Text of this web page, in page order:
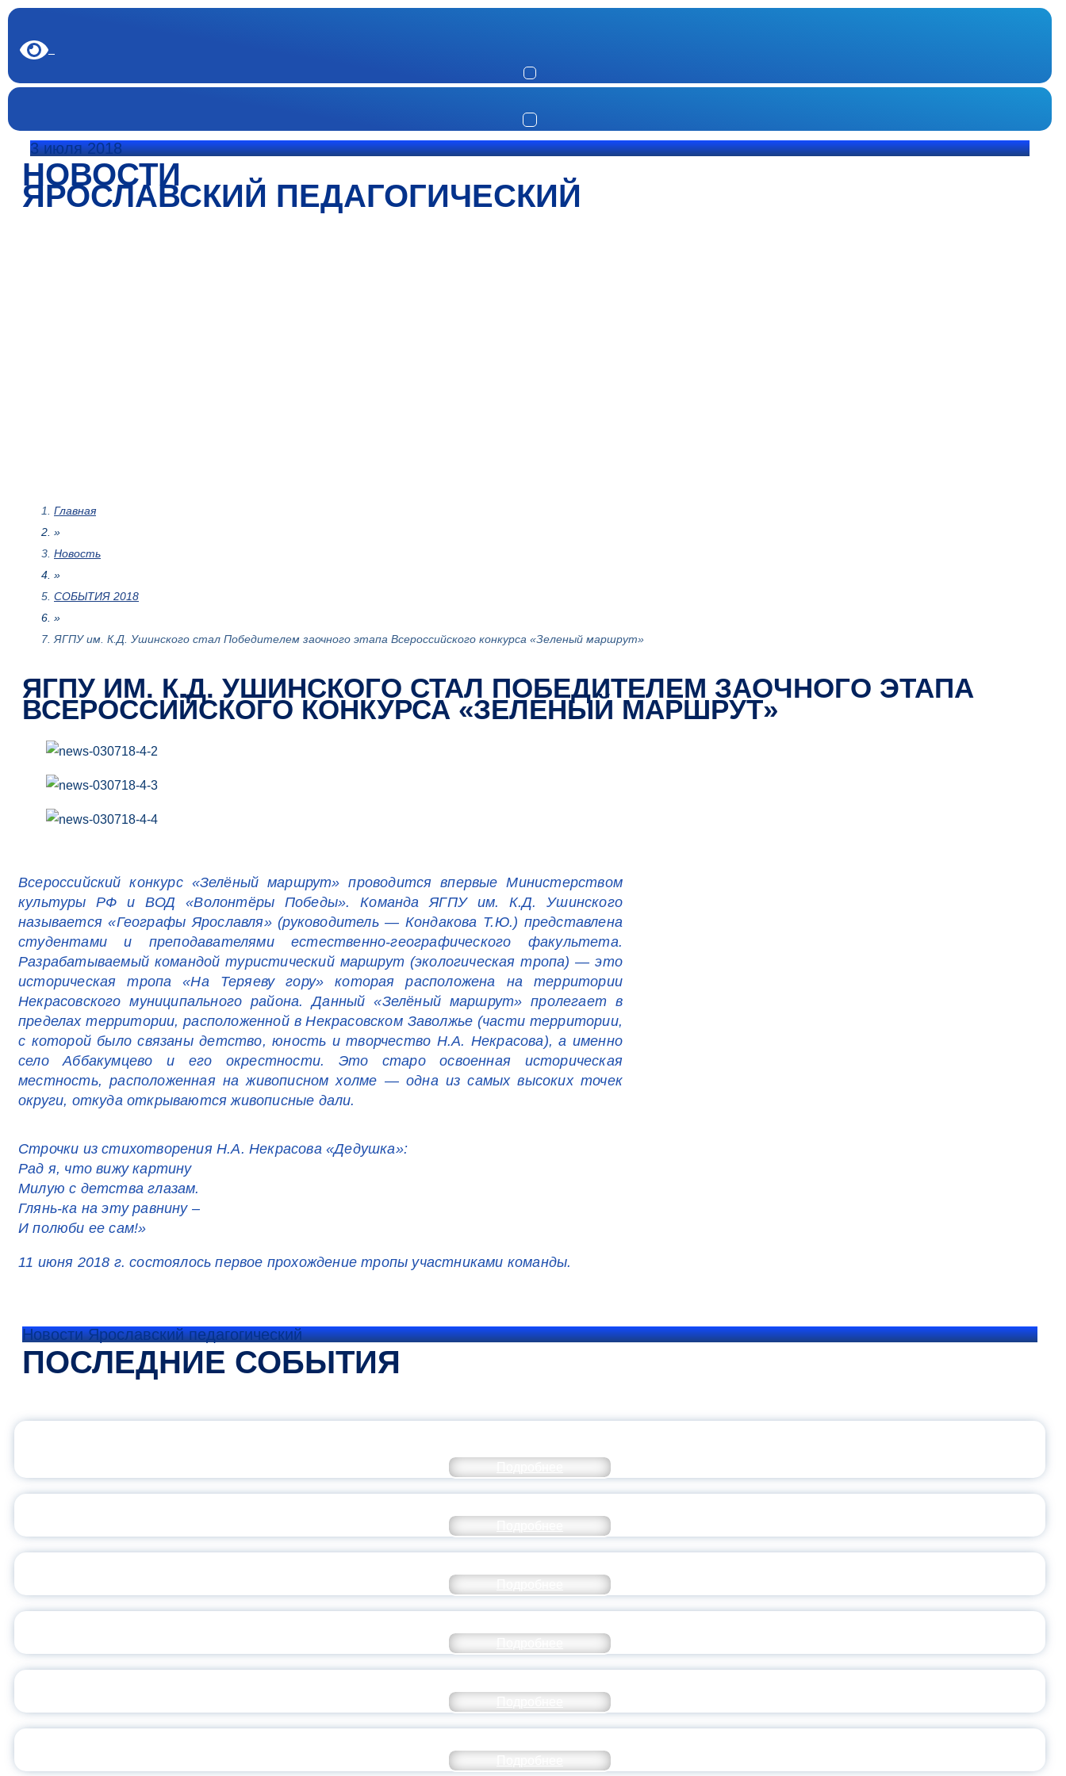
3 июля 2018
НОВОСТИ
ЯРОСЛАВСКИЙ ПЕДАГОГИЧЕСКИЙ
Главная
»
Новость
»
СОБЫТИЯ 2018
»
ЯГПУ им. К.Д. Ушинского стал Победителем заочного этапа Всероссийского конкурса «Зеленый маршрут»
ЯГПУ ИМ. К.Д. УШИНСКОГО СТАЛ ПОБЕДИТЕЛЕМ ЗАОЧНОГО ЭТАПА
ВСЕРОССИЙСКОГО КОНКУРСА «ЗЕЛЕНЫЙ МАРШРУТ»
Всероссийский конкурс «Зелёный маршрут» проводится впервые Министерством
культуры РФ и ВОД «Волонтёры Победы». Команда ЯГПУ им. К.Д. Ушинского
называется «Географы Ярославля» (руководитель — Кондакова Т.Ю.) представлена
студентами и преподавателями естественно-географического факультета.
Разрабатываемый командой туристический маршрут (экологическая тропа) — это
историческая тропа «На Теряеву гору» которая расположена на территории
Некрасовского муниципального района. Данный «Зелёный маршрут» пролегает в
пределах территории, расположенной в Некрасовском Заволжье (части территории,
с которой было связаны детство, юность и творчество Н.А. Некрасова), а именно
село Аббакумцево и его окрестности. Это старо освоенная историческая
местность, расположенная на живописном холме — одна из самых высоких точек
округи, откуда открываются живописные дали.
Строчки из стихотворения Н.А. Некрасова «Дедушка»:
Рад я, что вижу картину
Милую с детства глазам.
Глянь-ка на эту равнину –
И полюби ее сам!»
11 июня 2018 г. состоялось первое прохождение тропы участниками команды.
Новости Ярославский педагогический
ПОСЛЕДНИЕ СОБЫТИЯ